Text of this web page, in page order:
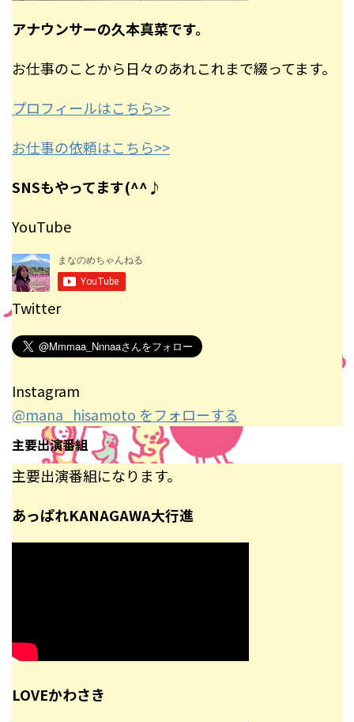
アナウンサーの久本真菜です。
お仕事のことから日々のあれこれまで綴ってます。
プロフィールはこちら>>
お仕事の依頼はこちら>>
SNSもやってます(^^♪
YouTube
Twitter
Instagram
@mana_hisamoto をフォローする
主要出演番組
主要出演番組になります。
あっぱれKANAGAWA大行進
LOVEかわさき